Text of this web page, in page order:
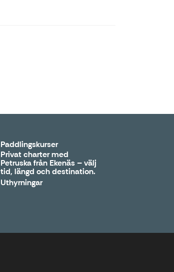
Paddlingskurser
Privat charter med
Petruska från Ekenäs – välj
tid, längd och destination.
Uthyrningar